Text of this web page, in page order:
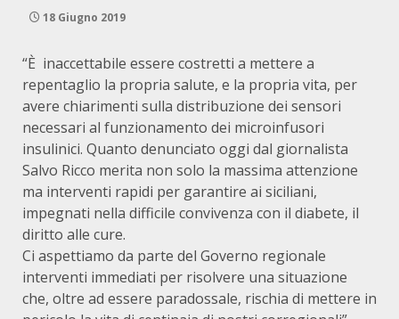
18 Giugno 2019
“È inaccettabile essere costretti a mettere a
repentaglio la propria salute, e la propria vita, per
avere chiarimenti sulla distribuzione dei sensori
necessari al funzionamento dei microinfusori
insulinici. Quanto denunciato oggi dal giornalista
Salvo Ricco merita non solo la massima attenzione
ma interventi rapidi per garantire ai siciliani,
impegnati nella difficile convivenza con il diabete, il
diritto alle cure.
Ci aspettiamo da parte del Governo regionale
interventi immediati per risolvere una situazione
che, oltre ad essere paradossale, rischia di mettere in